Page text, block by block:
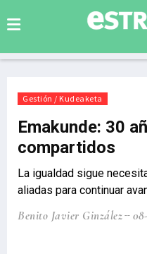
Gestión / Kudeaketa
Emakunde: 30
compartidos
La igualdad sigue
aliadas para continuar
Benito Javier Ginzález